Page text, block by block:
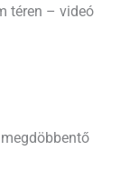
téren – videó